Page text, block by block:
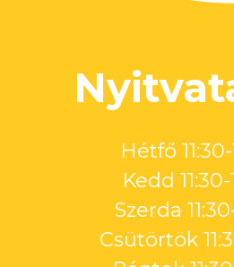
Hétfő
Kedd
Szerda
Csütörtök